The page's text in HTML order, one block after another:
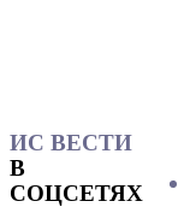
ИС ВЕСТИ
В
СОЦСЕТЯХ